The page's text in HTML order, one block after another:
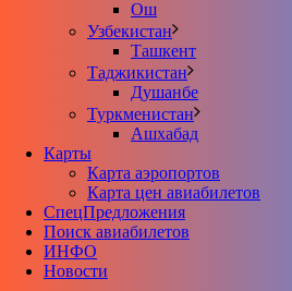
Ош
Узбекистан
Ташкент
Таджикистан
Душанбе
Туркменистан
Ашхабад
Карты
Карта аэропортов
Карта цен авиабилетов
CпецПредложения
Поиск авиабилетов
ИНФО
Новости